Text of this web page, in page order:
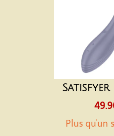
Satisfyer
Plus qu'un